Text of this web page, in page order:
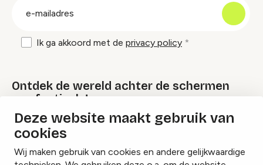
Deze website maakt gebruik van
cookies
Wij maken gebruik van cookies en andere gelijkwaardige
Ik ga akkoord met de privacy policy
Ontdek de wereld achter de schermen
van festivals!
Lees onze Festival Specials